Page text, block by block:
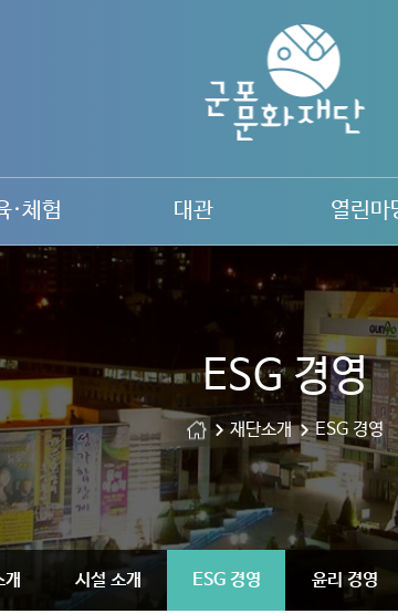
·체험 대관 열린마
ESG 경영
재단소개 ESG 경영
시설 소개 ESG 경영 윤리 경영